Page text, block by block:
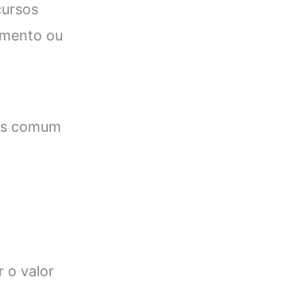
ou
comum
o valor